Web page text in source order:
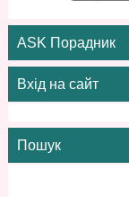
ASK Порадник
Вхід на сайт
Пошук